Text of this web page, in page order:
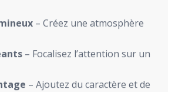
– Créez une atmosphère
– Focalisez l’attention sur un
– Ajoutez du caractère et de